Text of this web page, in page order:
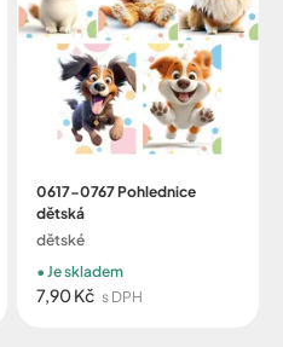
0617-0767 Pohlednice
dětská
dětské
7,90 Kč s DPH
Je skladem